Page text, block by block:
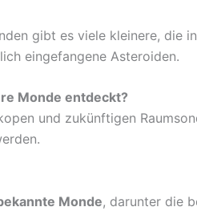
gibt es viele kleinere, die
eingefangene Asteroiden.
Monde entdeckt?
und zukünftigen
Monde, darunter die